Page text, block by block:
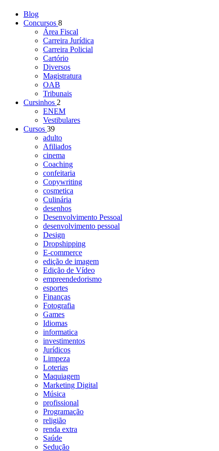
Blog
Concursos 8
Área Fiscal
Carreira Jurídica
Carreira Policial
Cartório
Diversos
Magistratura
OAB
Tribunais
Cursinhos 2
ENEM
Vestibulares
Cursos 39
adulto
Afiliados
cinema
Coaching
confeitaria
Copywriting
cosmetica
Culinária
desenhos
Desenvolvimento Pessoal
desenvolvimento pessoal
Design
Dropshipping
E-commerce
edição de imagem
Edição de Vídeo
empreendedorismo
esportes
Finanças
Fotografia
Games
Idiomas
informatica
investimentos
Jurídicos
Limpeza
Loterias
Maquiagem
Marketing Digital
Música
profissional
Programação
religião
renda extra
Saúde
Sedução